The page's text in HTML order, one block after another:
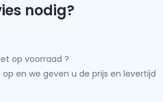
nodig?
op voorraad ?
en we geven u de prijs en levertijd